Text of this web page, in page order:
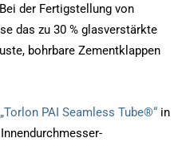
der Fertigstellung von
das zu 30 % glasverstärkte
bohrbare Zementklappen
„Torlon PAI Seamless Tube®“ in